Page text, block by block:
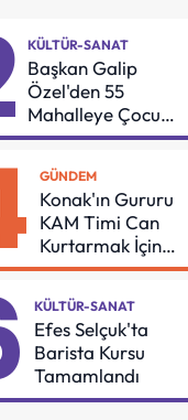
KÜLTÜR-SANAT
Başkan Galip
Özel'den 55
Mahalleye Çocuk
Şenliği
GÜNDEM
Konak'ın Gururu
KAM Timi Can
Kurtarmak İçin
Demir Aldı
KÜLTÜR-SANAT
Efes Selçuk'ta
Barista Kursu
Tamamlandı